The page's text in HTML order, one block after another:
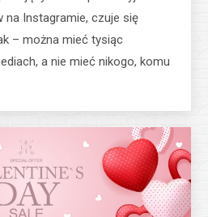
na Instagramie, czuje się
– można mieć tysiąc
a nie mieć nikogo, komu